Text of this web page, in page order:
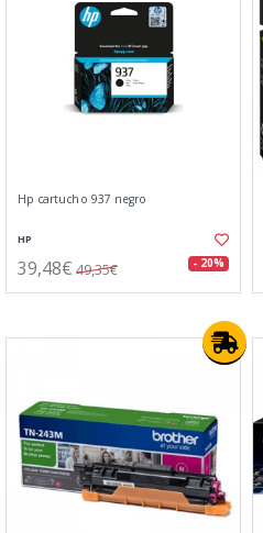
Hp cartucho 937 negro
HP
39,48€ 49,35€ - 20%